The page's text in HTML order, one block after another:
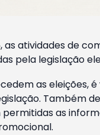
as atividades de
pela legislação
as eleições,
Também
as